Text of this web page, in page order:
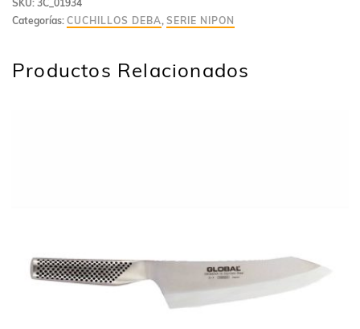
SKU: 3C_01934
Categorías: CUCHILLOS DEBA, SERIE NIPON
Productos Relacionados